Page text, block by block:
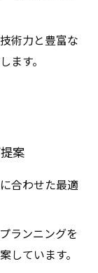
術力と豊富な
ます。
案
合わせた最適
ランニングを
しています。